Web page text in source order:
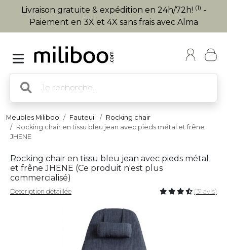
Livraison gratuite & expédition en 24h/72h! (1) -
Paiement en 3X et 4X sans frais avec Alma
Meubles Miliboo Fauteuil
Rocking chair
Rocking chair en tissu bleu jean avec pieds métal et frêne
JHENE
Rocking chair en tissu bleu jean avec pieds métal
et frêne JHENE (Ce produit n'est plus
commercialisé)
Description détaillée (31 avis)